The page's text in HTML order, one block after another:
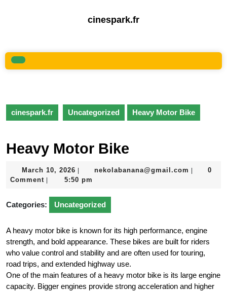
cinespark.fr
Open
cinespark.fr Uncategorized Heavy Motor Bike
Heavy Motor Bike
March 10, 2026 March
10,
nekolabanana@gmail.com
0
Comment
5:50 pm
Categories: Uncategorized
A heavy motor bike is known for its high performance, engine
strength, and bold appearance. These bikes are built for riders
who value control and stability and are often used for touring,
road trips, and extended highway use.
One of the main features of a heavy motor bike is its large engine
capacity. Bigger engines provide strong acceleration and higher